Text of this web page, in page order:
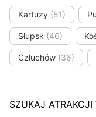
Kartuzy (81)
Słupsk (46)
Człuchów (36)
SZUKAJ ATRAKCJI